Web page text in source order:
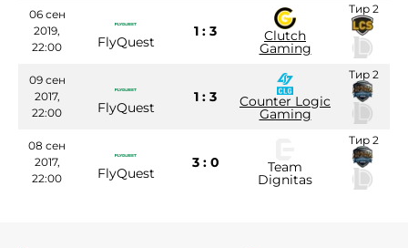
06 сен
2019,
22:00
FlyQuest
1 : 3 Clutch
Gaming
Тир 2
09 сен
2017,
22:00
FlyQuest
1 : 3 Counter Logic
Gaming
Тир 2
08 сен
2017,
22:00
FlyQuest
3 : 0 Team
Dignitas
Тир 2